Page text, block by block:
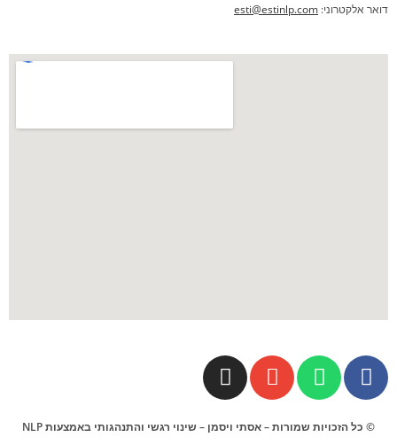
דואר אלקטרוני: esti@estinlp.com
© כל הזכויות שמורות – אסתי ויסמן – שינוי רגשי והתנהגותי באמצעות NLP